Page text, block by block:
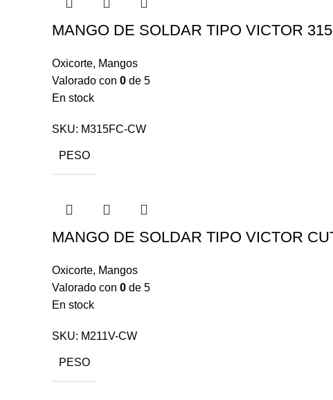
MANGO DE SOLDAR TIPO VICTOR
Oxicorte, Mangos
Valorado con 0 de 5
En stock
SKU: M315FC-CW
PESO
MANGO DE SOLDAR TIPO VICTOR
Oxicorte, Mangos
Valorado con 0 de 5
En stock
SKU: M211V-CW
PESO